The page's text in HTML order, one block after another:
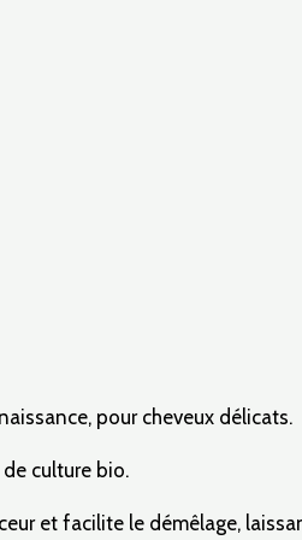
pour cheveux délicats.
culture bio.
et facilite le démêlage,